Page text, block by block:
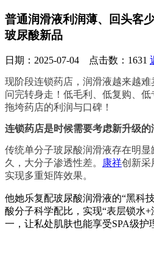
普通润滑液利润薄、回头客
玻尿酸新品
日期：2025-07-04 点击数： 1631
现阶段连锁药店，润滑液越来越
问完转身走！低毛利、低复购、
拖垮药店的利润与口碑！
连锁药店是时候需要考虑新升级的
传统单分子玻尿酸润滑液存在明
久，大分子渗透性差。 康祥创新采
实现多重矩阵效果。
他她乐复配玻尿酸润滑液的“黑科
酸分子科学配比，实现“表层锁水
一，让私处肌肤也能享受SPA级护